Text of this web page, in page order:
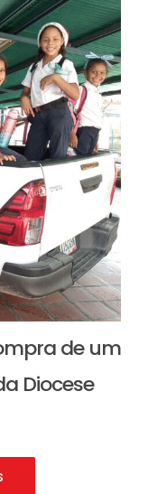
de um
Diocese